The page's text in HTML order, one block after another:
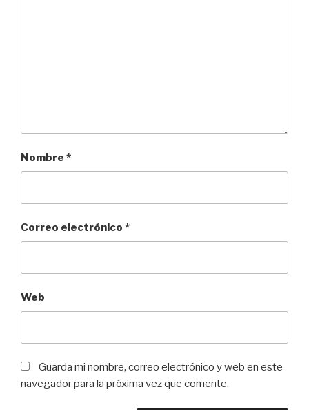
Nombre *
Correo electrónico *
Web
Guarda mi nombre, correo electrónico y web en este
navegador para la próxima vez que comente.